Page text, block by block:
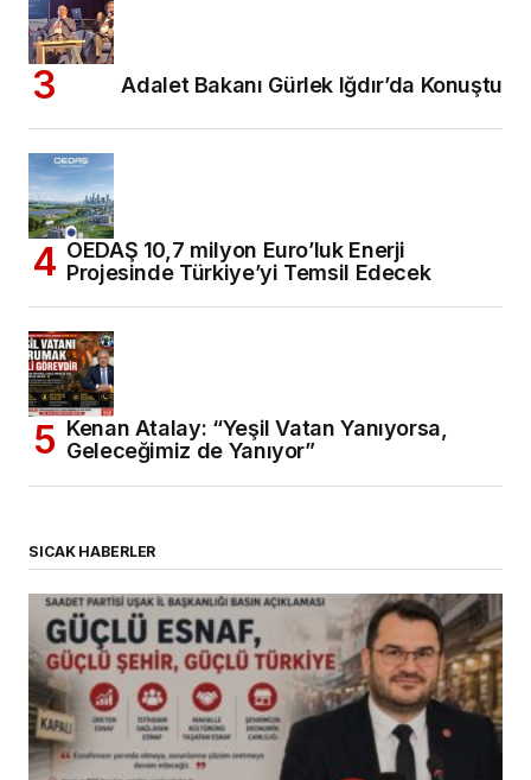
Adalet Bakanı Gürlek Iğdır’da Konuştu
OEDAŞ 10,7 milyon Euro’luk Enerji
Projesinde Türkiye’yi Temsil Edecek
Kenan Atalay: “Yeşil Vatan Yanıyorsa,
Geleceğimiz de Yanıyor”
SICAK HABERLER